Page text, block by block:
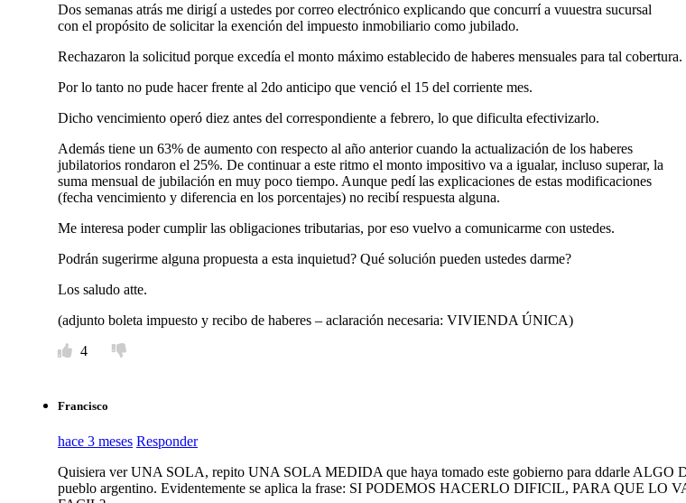
Dos semanas atrás me dirigí a ustedes por correo electrónico explicando que concurrí a vuuestra sucursal
con el propósito de solicitar la exención del impuesto inmobiliario como jubilado.
Rechazaron la solicitud porque excedía el monto máximo establecido de haberes mensuales para tal cobertura.
Por lo tanto no pude hacer frente al 2do anticipo que venció el 15 del corriente mes.
Dicho vencimiento operó diez antes del correspondiente a febrero, lo que dificulta efectivizarlo.
Además tiene un 63% de aumento con respecto al año anterior cuando la actualización de los haberes
jubilatorios rondaron el 25%. De continuar a este ritmo el monto impositivo va a igualar, incluso superar, la
suma mensual de jubilación en muy poco tiempo. Aunque pedí las explicaciones de estas modificaciones
(fecha vencimiento y diferencia en los porcentajes) no recibí respuesta alguna.
Me interesa poder cumplir las obligaciones tributarias, por eso vuelvo a comunicarme con ustedes.
Podrán sugerirme alguna propuesta a esta inquietud? Qué solución pueden ustedes darme?
Los saludo atte.
(adjunto boleta impuesto y recibo de haberes – aclaración necesaria: VIVIENDA ÚNICA)
4
Francisco
hace 3 meses Responder
Quisiera ver UNA SOLA, repito UNA SOLA MEDIDA que haya tomado este gobierno para ddarle ALGO
pueblo argentino. Evidentemente se aplica la frase: SI PODEMOS HACERLO DIFICIL, PARA QUE LO